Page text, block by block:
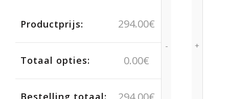
Productprijs: 294.00€
Totaal opties: 0.00€
Bestelling totaal: